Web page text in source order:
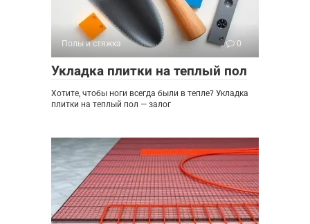
Полы и стяжка 0
Укладка плитки на теплый пол
Хотите, чтобы ноги всегда были в тепле? Укладка
плитки на теплый пол — залог